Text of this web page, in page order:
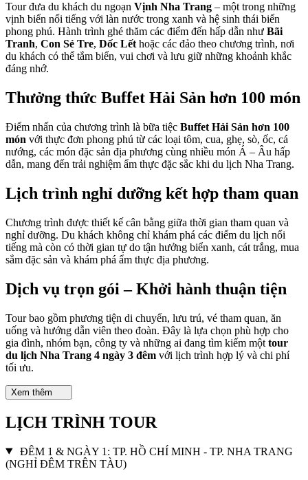
Tour đưa du khách du ngoạn Vịnh Nha Trang – một trong những
vịnh biển nổi tiếng với làn nước trong xanh và hệ sinh thái biển
phong phú. Hành trình ghé thăm các điểm đến hấp dẫn như Bãi
Tranh, Con Sẻ Tre, Dốc Lết hoặc các đảo theo chương trình, nơi
du khách có thể tắm biển, vui chơi và lưu giữ những khoảnh khắc
đáng nhớ.
Thưởng thức Buffet Hải Sản hơn 100 món
Điểm nhấn của chương trình là bữa tiệc Buffet Hải Sản hơn 100
món với thực đơn phong phú từ các loại tôm, cua, ghẹ, sò, ốc, cá
nướng, các món đặc sản địa phương cùng nhiều món Á – Âu hấp
dẫn, mang đến trải nghiệm ẩm thực đặc sắc khi du lịch Nha Trang.
Lịch trình nghỉ dưỡng kết hợp tham quan
Chương trình được thiết kế cân bằng giữa thời gian tham quan và
nghỉ dưỡng. Du khách không chỉ khám phá các điểm du lịch nổi
tiếng mà còn có thời gian tự do tận hưởng biển xanh, cát trắng, mua
sắm đặc sản và khám phá ẩm thực địa phương.
Dịch vụ trọn gói – Khởi hành thuận tiện
Tour bao gồm phương tiện di chuyển, lưu trú, vé tham quan, ăn
uống và hướng dẫn viên theo đoàn. Đây là lựa chọn phù hợp cho
gia đình, nhóm bạn, công ty và những ai đang tìm kiếm một tour
du lịch Nha Trang 4 ngày 3 đêm với lịch trình hợp lý và chi phí
tối ưu.
Xem thêm
LỊCH TRÌNH TOUR
ĐÊM 1 & NGÀY 1: TP. HỒ CHÍ MINH - TP. NHA TRANG
(NGHỈ ĐÊM TRÊN TÀU)